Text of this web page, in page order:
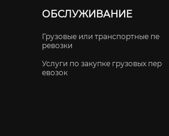
ОБСЛУЖИВАНИЕ
Грузовые или транспортные пе
ревозки
Услуги по закупке грузовых пер
евозок